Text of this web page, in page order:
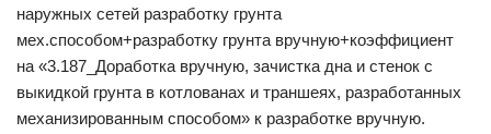
наружных сетей разработку грунта
мех.способом+разработку грунта вручную+коэффициент
на «3.187_Доработка вручную, зачистка дна и стенок с
выкидкой грунта в котлованах и траншеях, разработанных
механизированным способом» к разработке вручную.